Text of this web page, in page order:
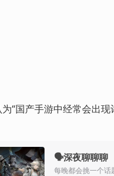
“国产手游中经常会出
🗣深夜聊聊聊
每晚都会挑一个话